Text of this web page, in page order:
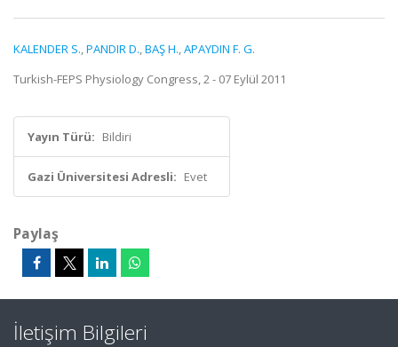
KALENDER S.,PANDIR D.,BAŞ H.,APAYDIN F. G.
Turkish-FEPS Physiology Congress, 2 - 07 Eylül 2011
Yayın Türü: Bildiri
Gazi Üniversitesi Adresli: Evet
Paylaş
İletişim Bilgileri